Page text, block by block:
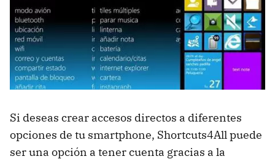
Si deseas crear accesos directos a diferentes
opciones de tu smartphone, Shortcuts4All puede
ser una opción a tener cuenta gracias a la